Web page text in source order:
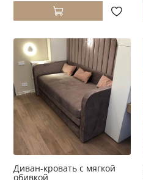
Диван-кровать с мягкой
обивкой